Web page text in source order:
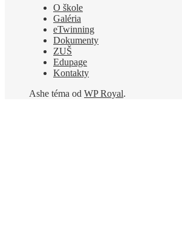
O škole
Galéria
eTwinning
Dokumenty
ZUŠ
Edupage
Kontakty
Ashe téma od WP Royal.